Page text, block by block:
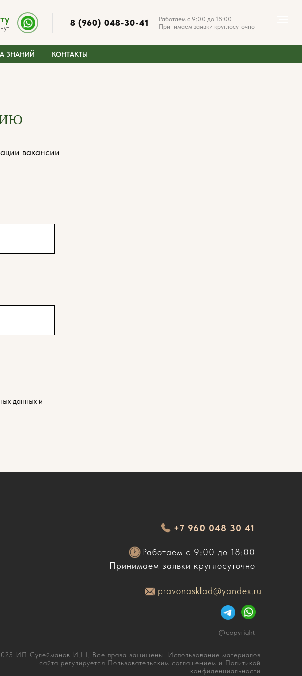
8 (960) 048-30-41
Работаем с 9:00 до 18:00
Принимаем заявки круглосуточно
ЗНАНИЙ КОНТАКТЫ
вакансии
данных и
+7 960 048 30 41
@copyright
ИП Сулейманов И.Ш. Все права защищены. Использование материалов
сайта регулируется Пользовательским соглашением и Политикой
конфиденциальности
pravonasklad@yandex.ru
Работаем с 9:00 до 18:00
Принимаем заявки круглосуточно